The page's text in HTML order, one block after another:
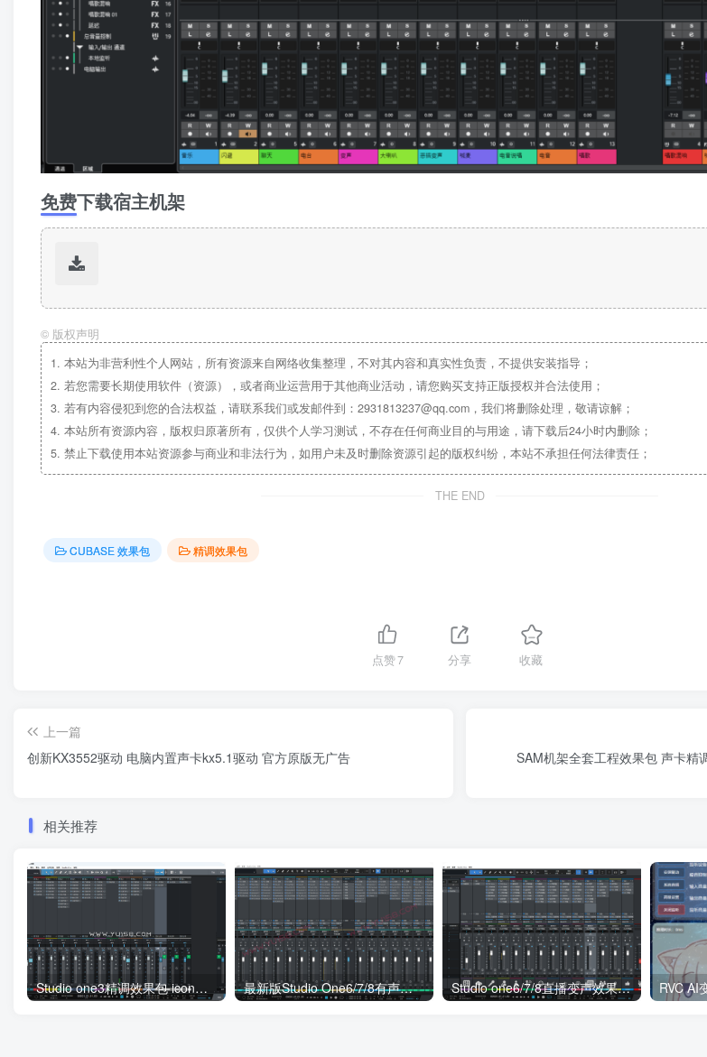
免费下载宿主机架
© 版权声明
1. 本站为非营利性个人网站，所有资源来自网络收集整理，不对其内容和真实性负责，不提供安装指导；
2. 若您需要长期使用软件（资源），或者商业运营用于其他商业活动，请您购买支持正版授权并合法使用；
3. 若有内容侵犯到您的合法权益，请联系我们或发邮件到：2931813237@qq.com，我们将删除处理，敬请谅解；
4. 本站所有资源内容，版权归原著所有，仅供个人学习测试，不存在任何商业目的与用途，请下载后24小时内删除；
5. 禁止下载使用本站资源参与商业和非法行为，如用户未及时删除资源引起的版权纠纷，本站不承担任何法律责任；
THE END
CUBASE 效果包 精调效果包
点赞7 分享 收藏
上一篇
创新KX3552驱动 电脑内置声卡kx5.1驱动 官方原版无广告
SAM机架全套工程效果包 声卡精
相关推荐
Studio one3精调效果包 icon多种效果直播调试好预设模板 带插件全套文件 最新版Studio One6/7/8有声书Pia戏效果包 精调后期配音录书声卡调试好预设工程模板 带插件全套文件 Studio one6/7/8直播变声效果包 声卡调试好唱歌 搏击 预设模板 带全套文件